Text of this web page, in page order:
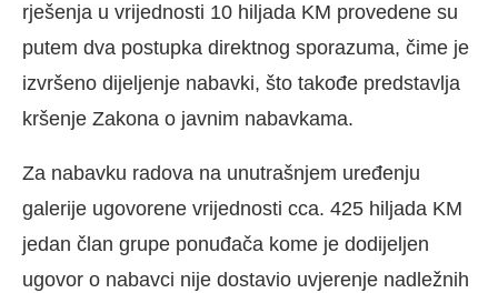
rješenja u vrijednosti 10 hiljada KM provedene su
putem dva postupka direktnog sporazuma, čime je
izvršeno dijeljenje nabavki, što takođe predstavlja
kršenje Zakona o javnim nabavkama.
Za nabavku radova na unutrašnjem uređenju
galerije ugovorene vrijednosti cca. 425 hiljada KM
jedan član grupe ponuđača kome je dodijeljen
ugovor o nabavci nije dostavio uvjerenje nadležnih